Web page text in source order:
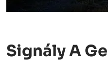
Signály A